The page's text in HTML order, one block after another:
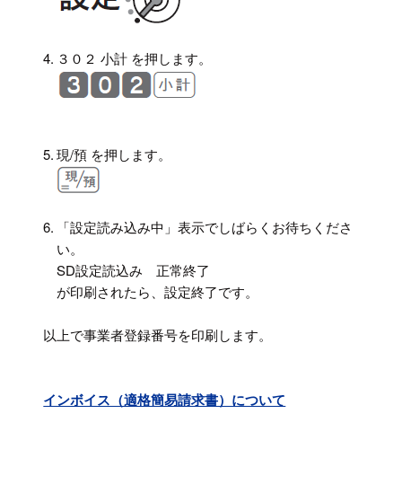
4. ３０２ 小計 を押します。
5. 現/預 を押します。
6.
「設定読み込み中」表示でしばらくお待ちくださ
い。
SD設定読込み 正常終了
が印刷されたら、設定終了です。
以上で事業者登録番号を印刷します。
インボイス（適格簡易請求書）について